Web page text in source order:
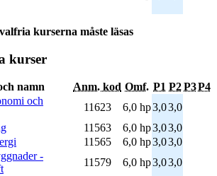
kurserna måste läsas
kurser
namn Anm. kod Omf. P1 P2P3P4
och
11623 6,0 hp3,03,0
11563 6,0 hp3,03,0
11565 6,0 hp3,03,0
-
11579 6,0 hp3,03,0